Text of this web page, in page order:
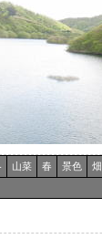
山菜 春 景色 畑